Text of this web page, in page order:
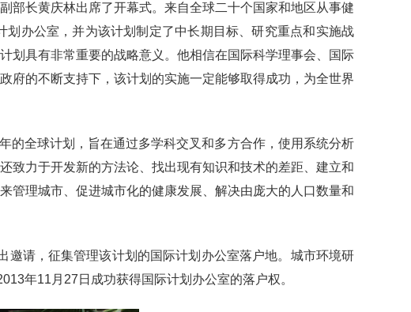
部长黄庆林出席了开幕式。来自全球二十个国家和地区从事健
办公室，并为该计划制定了中长期目标、研究重点和实施战
划具有非常重要的战略意义。他相信在国际科学理事会
国际
府的不断支持下，该计划的实施一定能够取得成功，为全世界
的全球计划，旨在通过多学科交叉和多方合作，使用系统分析
致力于开发新的方法论、找出现有知识和技术的差距、建立和
管理城市、促进城市化的健康发展、解决由庞大的人口数量和
邀请，征集管理该计划的国际计划办公室落户地。城市环境研
年11 月 27 日成功获得国际计划办公室的落户权。